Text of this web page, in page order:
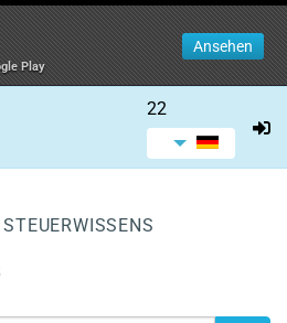
Play
Ansehen
22